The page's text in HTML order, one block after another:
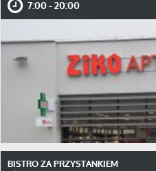
7:00 - 20:00
BISTRO ZA PRZYSTANKIEM